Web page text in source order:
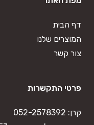
דף הבית
המוצרים שלנו
צור קשר
פרטי התקשרות
קרן: 052-2578392